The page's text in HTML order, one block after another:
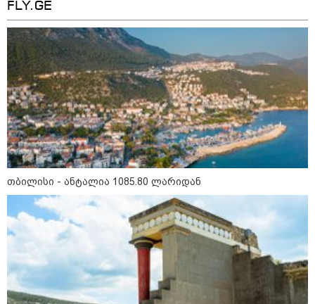
11:13 / 05-08-2026
Hisense წარმოგიდგენთ გზავნილს "ინოვაციები
უკეთესი ცხოვრებისათვის" FIFA-ს 2026 წლის
მსოფლიო ჩემპიონატზე™
შეიძინე ალდაგის სამოგზაურო დაზღვევა და
მიიღე გაორმაგებული ინტერნეტი
FLY.GE
თბილისი - ანტალია 1085.80 ლარიდან